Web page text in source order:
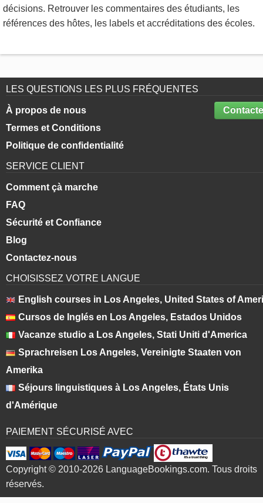
décisions. Retrouver les commentaires des étudiants, les
références des hôtes, les labels et accréditations des écoles.
LES QUESTIONS LES PLUS FRÉQUENTES
À propos de nous
Termes et Conditions
Politique de confidentialité
SERVICE CLIENT
Comment çà marche
FAQ
Sécurité et Confiance
Blog
Contactez-nous
CHOISISSEZ VOTRE LANGUE
English courses in Los Angeles, United States of
Cursos de Inglés en Los Angeles, Estados Unidos
Vacanze studio a Los Angeles, Stati Uniti d'America
Sprachreisen Los Angeles, Vereinigte Staaten von
Amerika
Séjours linguistiques à Los Angeles, États Unis
d'Amérique
PAIEMENT SÉCURISÉ AVEC
Copyright © 2010-2026 LanguageBookings.com. Tous droits
réservés.